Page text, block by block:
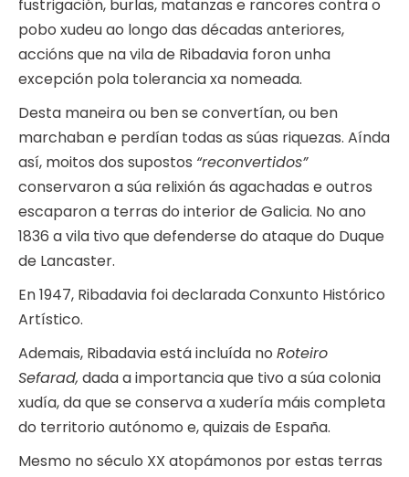
fustrigación, burlas, matanzas e rancores contra o
pobo xudeu ao longo das décadas anteriores,
accións que na vila de Ribadavia foron unha
excepción pola tolerancia xa nomeada.
Desta maneira ou ben se convertían, ou ben
marchaban e perdían todas as súas riquezas. Aínda
así, moitos dos supostos “reconvertidos”
conservaron a súa relixión ás agachadas e outros
escaparon a terras do interior de Galicia. No ano
1836 a vila tivo que defenderse do ataque do Duque
de Lancaster.
En 1947, Ribadavia foi declarada Conxunto Histórico
Artístico.
Ademais, Ribadavia está incluída no Roteiro
Sefarad, dada a importancia que tivo a súa colonia
xudía, da que se conserva a xudería máis completa
do territorio autónomo e, quizais de España.
Mesmo no século XX atopámonos por estas terras